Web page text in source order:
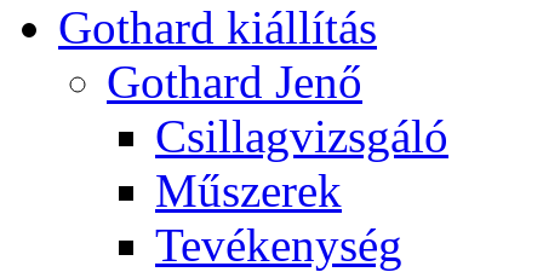
Got­hard ki­ál­lí­tás
Got­hard Je­nő
Csil­lag­vizs­gá­ló
Mű­sze­rek
Te­vé­keny­ség